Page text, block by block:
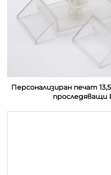
Персонализиран печат